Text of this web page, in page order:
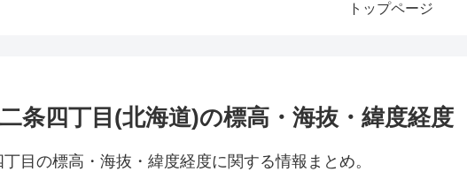
トップページ
条四丁目(北海道)の標高・海抜・緯度経度
目の標高・海抜・緯度経度に関する情報まとめ。